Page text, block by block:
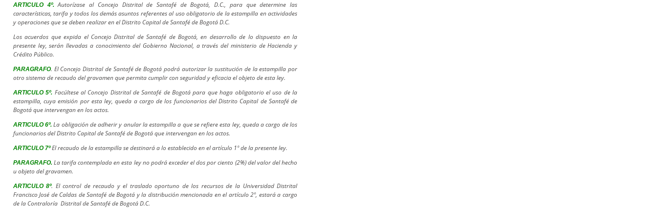
ARTICULO 4º.Autorízase al Concejo Distrital de Santafé de Bogotá, D.C., para que determine las
características, tarifa y todos los demás asuntos referentes al uso obligatorio de la estampilla en actividades
y operaciones que se deben realizar en el Distrito Capital de Santafé de Bogotá D.C.
Los acuerdos que expida el Concejo Distrital de Santafé de Bogotá, en desarrollo de lo dispuesto en la
presente ley, serán llevadas a conocimiento del Gobierno Nacional, a través del ministerio de Hacienda y
Crédito Público.
PARAGRAFO. El Concejo Distrital de Santafé de Bogotá podrá autorizar la sustitución de la estampilla por
otro sistema de recaudo del gravamen que permita cumplir con seguridad y eficacia el objeto de esta ley.
ARTICULO 5º. Facúltese al Concejo Distrital de Santafé de Bogotá para que haga obligatorio el uso de la
estampilla, cuya emisión por esta ley, queda a cargo de los funcionarios del Distrito Capital de Santafé de
Bogotá que intervengan en los actos.
ARTICULO 6º.La obligación de adherir y anular la estampilla a que se refiere esta ley, queda a cargo de los
funcionarios del Distrito Capital de Santafé de Bogotá que intervengan en los actos.
ARTICULO 7ºEl recaudo de la estampilla se destinará a lo establecido en el artículo 1º de la presente ley.
PARAGRAFO.La tarifa contemplada en esta ley no podrá exceder el dos por ciento (2%) del valor del hecho
u objeto del gravamen.
ARTICULO 8º. El control de recaudo y el traslado oportuno de los recursos de la Universidad Distrital
Francisco José de Caldas de Santafé de Bogotá y la distribución mencionada en el artículo 2º, estará a cargo
de la Contraloría Distrital de Santafé de Bogotá D.C.